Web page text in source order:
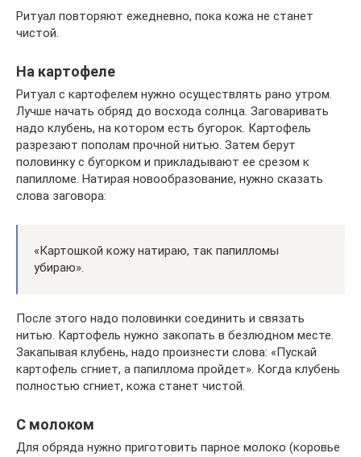
Ритуал повторяют ежедневно, пока кожа не станет
чистой.
На картофеле
Ритуал с картофелем нужно осуществлять рано утром.
Лучше начать обряд до восхода солнца. Заговаривать
надо клубень, на котором есть бугорок. Картофель
разрезают пополам прочной нитью. Затем берут
половинку с бугорком и прикладывают ее срезом к
папилломе. Натирая новообразование, нужно сказать
слова заговора:
«Картошкой кожу натираю, так папилломы
убираю».
После этого надо половинки соединить и связать
нитью. Картофель нужно закопать в безлюдном месте.
Закапывая клубень, надо произнести слова: «Пускай
картофель сгниет, а папиллома пройдет». Когда клубень
полностью сгниет, кожа станет чистой.
С молоком
Для обряда нужно приготовить парное молоко (коровье